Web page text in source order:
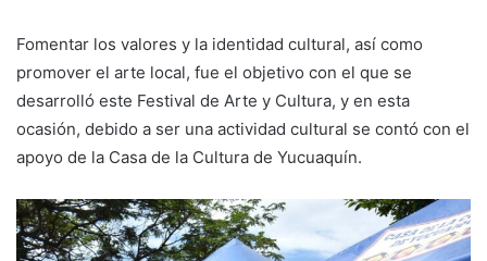
Fomentar los valores y la identidad cultural, así como
promover el arte local, fue el objetivo con el que se
desarrolló este Festival de Arte y Cultura, y en esta
ocasión, debido a ser una actividad cultural se contó con el
apoyo de la Casa de la Cultura de Yucuaquín.